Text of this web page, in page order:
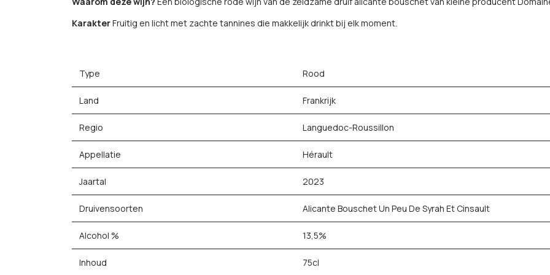
KarakterFruitig en licht met zachte tannines die makkelijk drinkt bij elk moment.
Type Rood
Land Frankrijk
Regio Languedoc-Roussillon
Appellatie Hérault
Jaartal 2023
Druivensoorten Alicante Bouschet Un Peu De Syrah Et Cinsault
Alcohol % 13,5%
Inhoud 75cl